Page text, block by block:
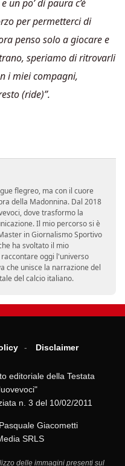
un po’ di paura c’è
per permetterci di
penso solo a giocare e
speriamo di ritrovarli
i miei compagni,
(ride)”.
flegreo, ma con il cuore
della Madonnina. Dal 2018
dove trasformo la
Il mio percorso si è
in Giornalismo Sportivo
ha svoltato il mio
oggi l'universo
che unisce la narrazione del
del calcio italiano.
Disclaimer
editoriale della Testata
n. 3 del 10/02/2011
Pasquale Giacometti
SRLS
delle immagini presenti sul